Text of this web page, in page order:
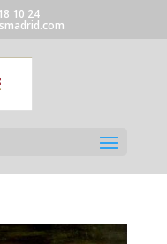
10 24